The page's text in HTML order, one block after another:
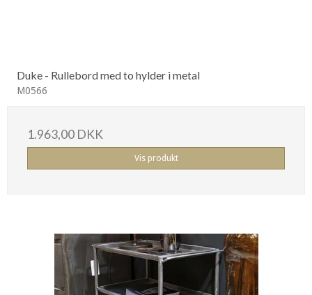
Duke - Rullebord med to hylder i metal
M0566
1.963,00 DKK
Vis produkt